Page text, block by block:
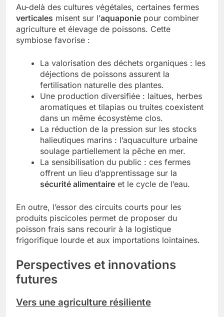
Au-delà des cultures végétales, certaines fermes
verticales misent sur l’aquaponie pour combiner
agriculture et élevage de poissons. Cette
symbiose favorise :
La valorisation des déchets organiques : les
déjections de poissons assurent la
fertilisation naturelle des plantes.
Une production diversifiée : laitues, herbes
aromatiques et tilapias ou truites coexistent
dans un même écosystème clos.
La réduction de la pression sur les stocks
halieutiques marins : l’aquaculture urbaine
soulage partiellement la pêche en mer.
La sensibilisation du public : ces fermes
offrent un lieu d’apprentissage sur la
sécurité alimentaire et le cycle de l’eau.
En outre, l’essor des circuits courts pour les
produits piscicoles permet de proposer du
poisson frais sans recourir à la logistique
frigorifique lourde et aux importations lointaines.
Perspectives et innovations
futures
Vers une agriculture résiliente